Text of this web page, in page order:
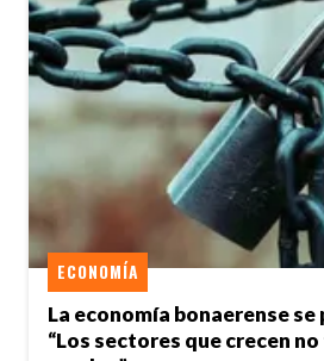
La economía bonaerense se
“Los sectores que crecen
ECONOMÍA